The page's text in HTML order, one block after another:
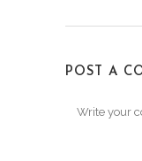
POST A